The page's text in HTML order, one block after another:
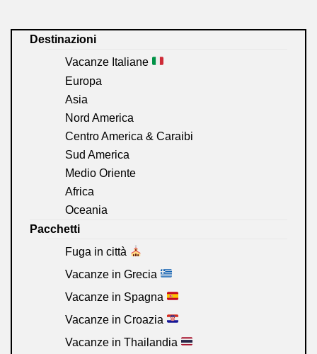
Destinazioni
Vacanze Italiane
Europa
Asia
Nord America
Centro America & Caraibi
Sud America
Medio Oriente
Africa
Oceania
Pacchetti
Fuga in città
Vacanze in Grecia
Vacanze in Spagna
Vacanze in Croazia
Vacanze in Thailandia